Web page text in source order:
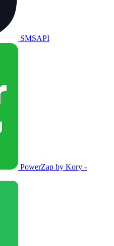
SMSAPI
PowerZap by Kory -